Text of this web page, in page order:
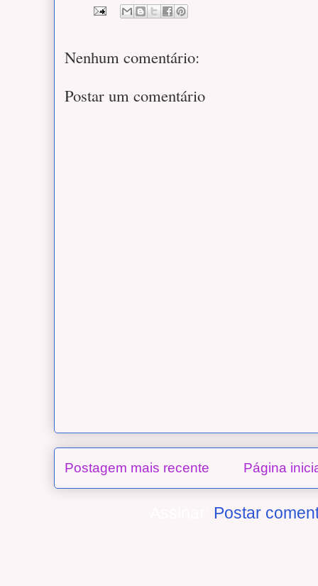
Nenhum comentário:
Postar um comentário
Postagem mais recente Página
Postar